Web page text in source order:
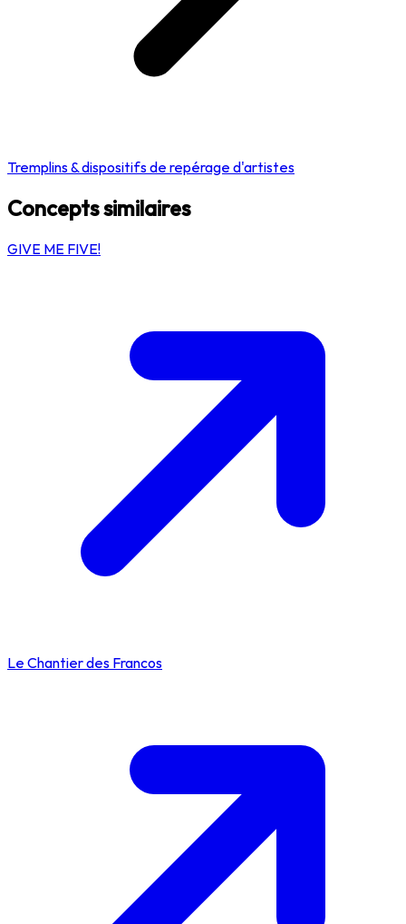
Tremplins & dispositifs de repérage d'artistes
Concepts similaires
GIVE ME FIVE!
Le Chantier des Francos